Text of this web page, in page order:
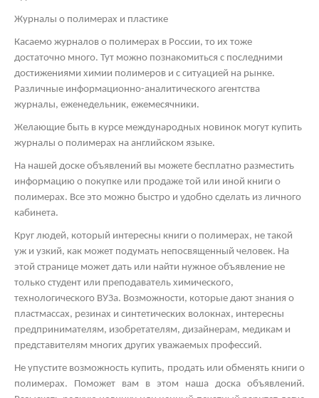
Журналы о полимерах и пластике
Касаемо журналов о полимерах в России, то их тоже
достаточно много. Тут можно познакомиться с последними
достижениями химии полимеров и с ситуацией на рынке.
Различные информационно-аналитического агентства
журналы, еженедельник, ежемесячники.
Желающие быть в курсе международных новинок могут купить
журналы о полимерах на английском языке.
На нашей доске объявлений вы можете бесплатно разместить
информацию о покупке или продаже той или иной книги о
полимерах. Все это можно быстро и удобно сделать из личного
кабинета.
Круг людей, который интересны книги о полимерах, не такой
уж и узкий, как может подумать непосвященный человек. На
этой странице может дать или найти нужное объявление не
только студент или преподаватель химического,
технологического ВУЗа. Возможности, которые дают знания о
пластмассах, резинах и синтетических волокнах, интересны
предпринимателям, изобретателям, дизайнерам, медикам и
представителям многих других уважаемых профессий.
Не упустите возможность купить, продать или обменять книги о
полимерах. Поможет вам в этом наша доска объявлений.